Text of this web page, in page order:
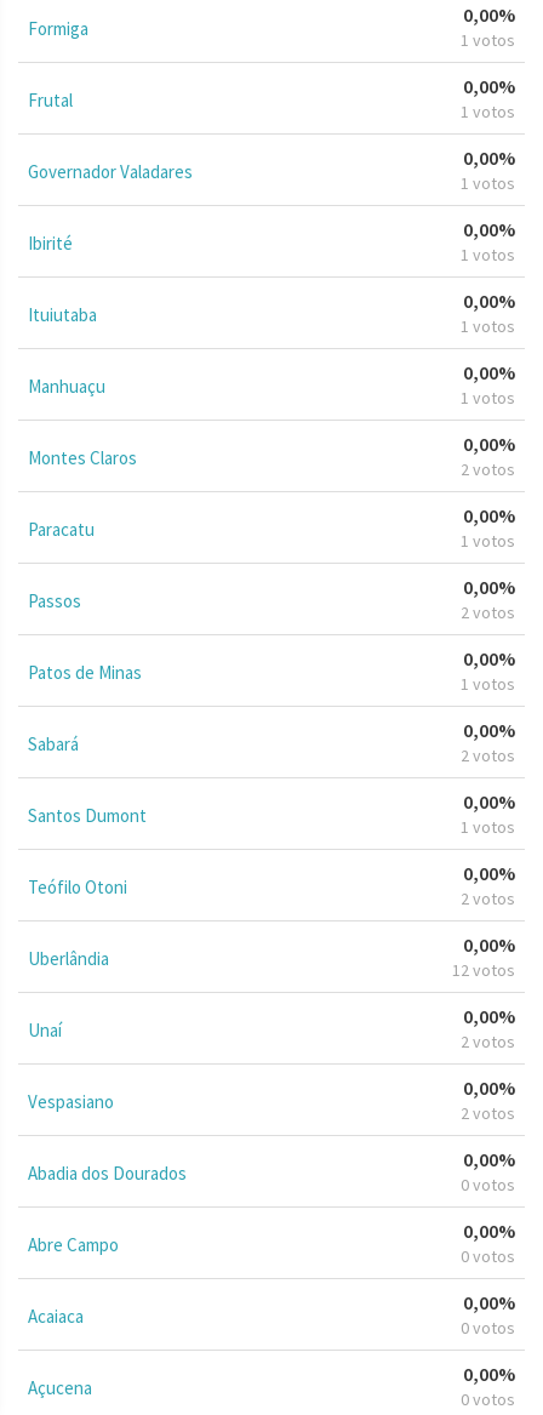
Formiga
0,00%
1 votos
Frutal
0,00%
1 votos
Governador Valadares
0,00%
1 votos
Ibirité
0,00%
1 votos
Ituiutaba
0,00%
1 votos
Manhuaçu
0,00%
1 votos
Montes Claros
0,00%
2 votos
Paracatu
0,00%
1 votos
Passos
0,00%
2 votos
Patos de Minas
0,00%
1 votos
Sabará
0,00%
2 votos
Santos Dumont
0,00%
1 votos
Teófilo Otoni
0,00%
2 votos
Uberlândia
0,00%
12 votos
Unaí
0,00%
2 votos
Vespasiano
0,00%
2 votos
Abadia dos Dourados
0,00%
0 votos
Abre Campo
0,00%
0 votos
Acaiaca
0,00%
0 votos
Açucena
0,00%
0 votos